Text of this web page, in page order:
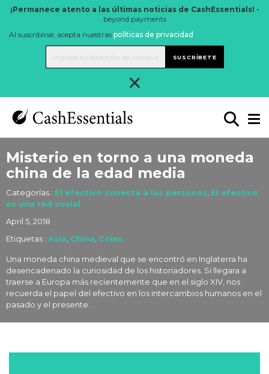
¡Permanece atento a las últimas noticias de CashEssentials! -
beyond payments
Al suscribirse, acepta nuestras políticas de privacidad .
SUSCRÍBETE
×
Misterio en torno a una moneda
china de la edad media
Categorías : El efectivo conecta a las personas El efectivo
es una red social
April 5, 2018
Etiquetas : Asia China Coins
Una moneda china medieval que se encontró en Inglaterra ha
desencadenado la curiosidad de los historiadores. Si llegara a
traerse a Europa más recientemente que en el siglo XIV, nos
recuerda el papel del efectivo en los intercambios humanos en el
pasado y el presente.